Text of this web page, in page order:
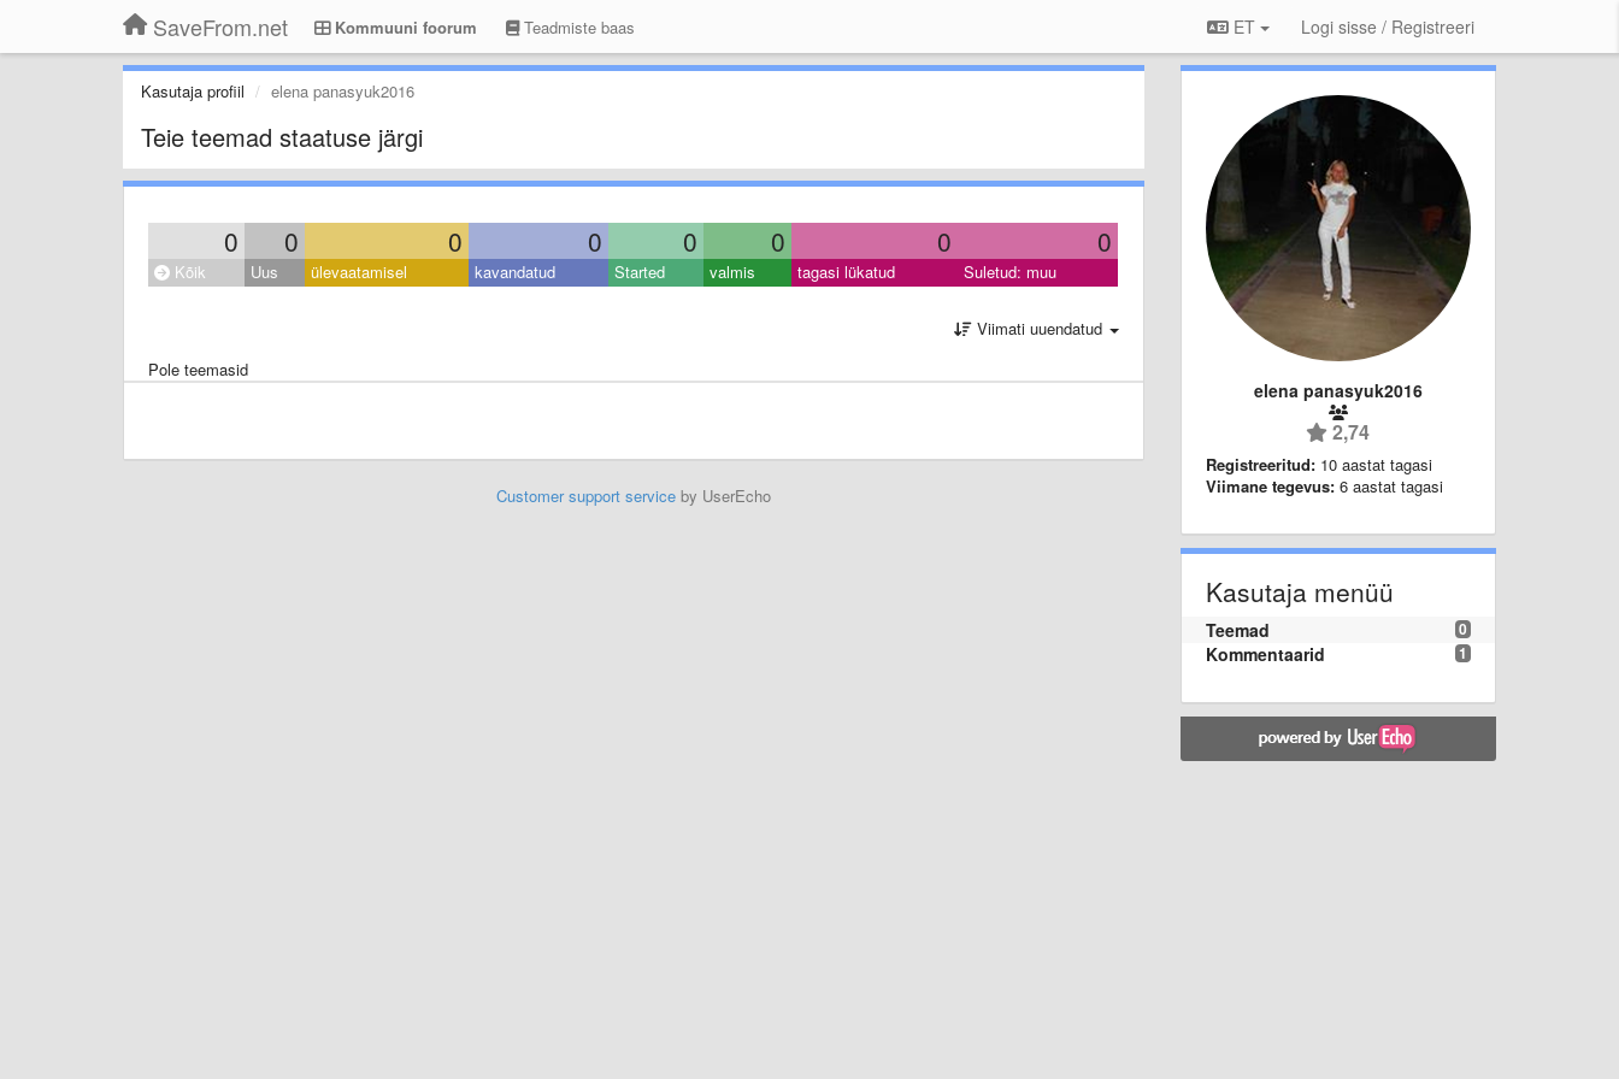
SaveFrom.net Kommuuni foorum Teadmiste baas ET Logi sisse / Registreeri
Kasutaja profiil elena panasyuk2016
Teie teemad staatuse järgi
0 0 0 0 0 0 0 0
Kõik Uus ülevaatamisel kavandatud Started valmis tagasi lükatud Suletud: muu
Viimati uuendatud
Pole teemasid
Customer support serviceby UserEcho
elena panasyuk2016
2,74
Registreeritud: 10 aastat tagasi
Viimane tegevus: 6 aastat tagasi
Kasutaja menüü
0
Teemad
1
Kommentaarid